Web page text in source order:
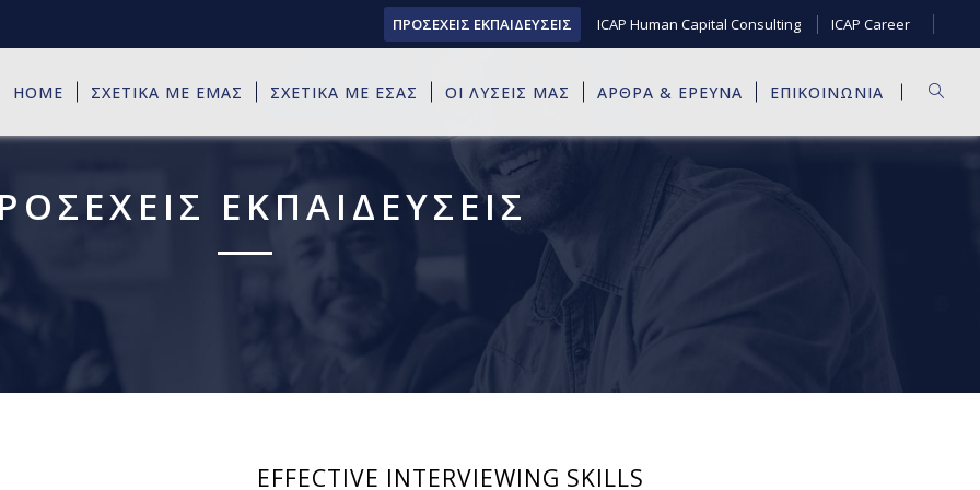
ΠΡΟΣΕΧΕΙΣ ΕΚΠΑΙΔΕΥΣΕΙΣ ICAP Human Capital Consulting ICAP Career
HOME ΣΧΕΤΙΚΑ ΜΕ ΕΜΑΣ ΣΧΕΤΙΚΑ ΜΕ ΕΣΑΣ ΟΙ ΛΥΣΕΙΣ ΜΑΣ ΑΡΘΡΑ & ΕΡΕΥΝΑ ΕΠΙΚΟΙΝΩΝΙΑ
ΕΚΠΑΙΔΕΥΣΕΙΣ
EFFECTIVE INTERVIEWING SKILLS